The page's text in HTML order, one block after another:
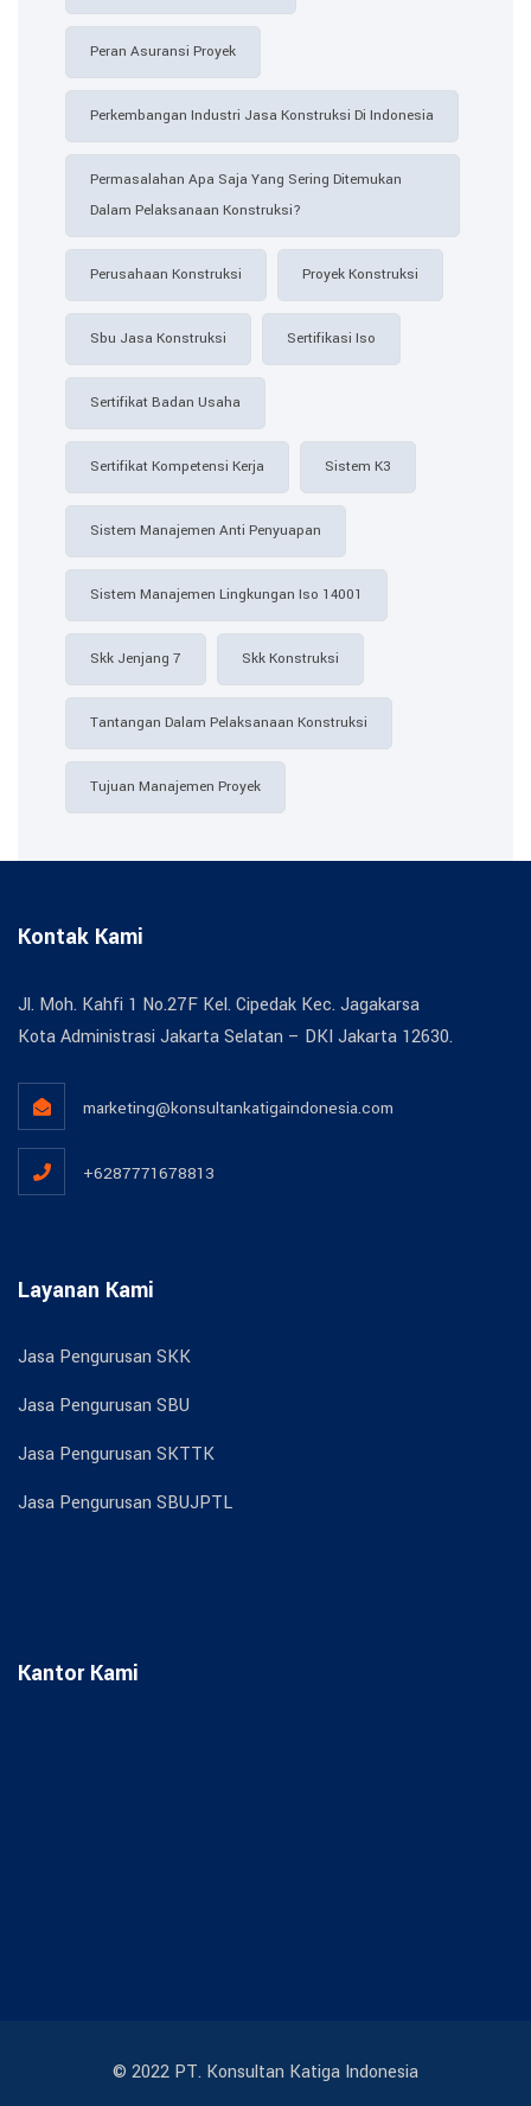
Peran Asuransi Proyek
Perkembangan Industri Jasa Konstruksi Di Indonesia
Permasalahan Apa Saja Yang Sering Ditemukan
Dalam Pelaksanaan Konstruksi?
Perusahaan Konstruksi Proyek Konstruksi
Sbu Jasa Konstruksi Sertifikasi Iso
Sertifikat Badan Usaha
Sertifikat Kompetensi Kerja Sistem K3
Sistem Manajemen Anti Penyuapan
Sistem Manajemen Lingkungan Iso 14001
Skk Jenjang 7 Skk Konstruksi
Tantangan Dalam Pelaksanaan Konstruksi
Tujuan Manajemen Proyek
Kontak Kami
Jl. Moh. Kahfi 1 No.27F Kel. Cipedak Kec. Jagakarsa
Kota Administrasi Jakarta Selatan – DKI Jakarta 12630.
marketing@konsultankatigaindonesia.com
+6287771678813
Layanan Kami
Jasa Pengurusan SKK
Jasa Pengurusan SBU
Jasa Pengurusan SKTTK
Jasa Pengurusan SBUJPTL
Kantor Kami
© 2022 PT. Konsultan Katiga Indonesia